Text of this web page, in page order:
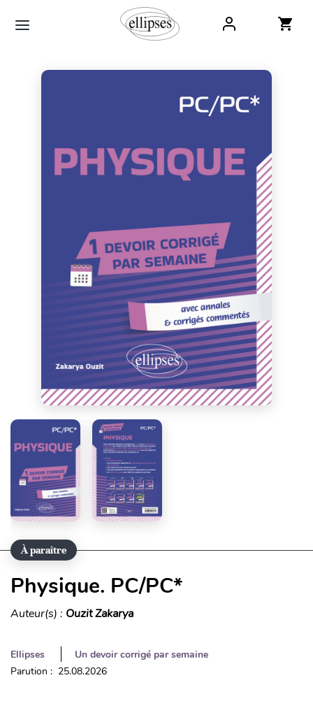
À paraître
Physique. PC/PC*
Auteur(s) : Ouzit Zakarya
Ellipses
Un devoir corrigé par semaine
Parution : 25.08.2026